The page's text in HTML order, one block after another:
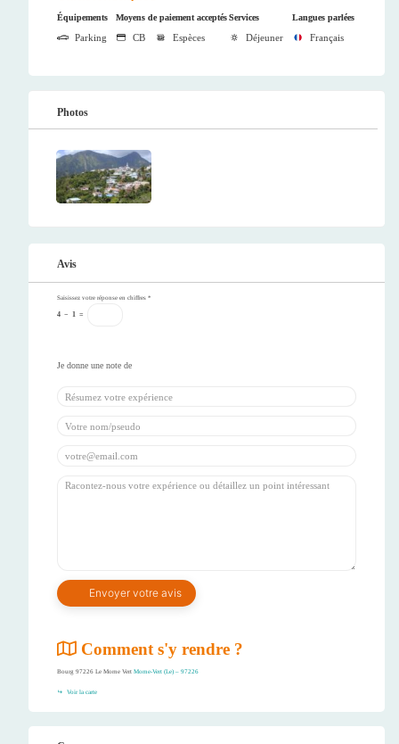
Équipements
Parking
Moyens de paiement acceptés
CB Espèces
Services
Déjeuner
Langues parlées
Français
Photos
Avis
Saisissez votre réponse en chiffres *
4 − 1 =
Comment s'y rendre ?
Bourg 97226 Le Morne Vert Morne-Vert (Le) – 97226
Voir la carte